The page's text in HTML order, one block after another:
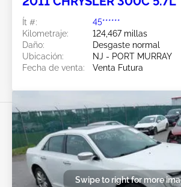
Ít #:
45******
Kilometraje:
124,467 millas
Daño:
Desgaste normal
Ubicación:
NJ - PORT MURRAY
Fecha de venta:
Venta Futura
Swipe to right for more